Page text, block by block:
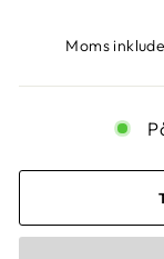
Moms